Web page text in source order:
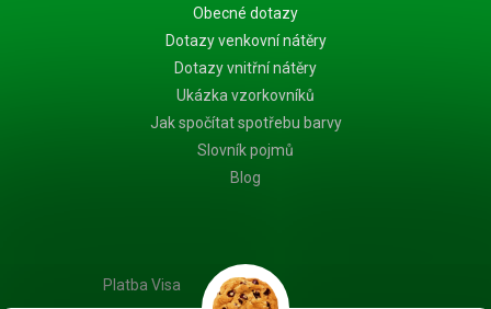
Obecné dotazy
Dotazy venkovní nátěry
Dotazy vnitřní nátěry
Ukázka vzorkovníků
Jak spočítat spotřebu barvy
Slovník pojmů
Blog
Platba Visa